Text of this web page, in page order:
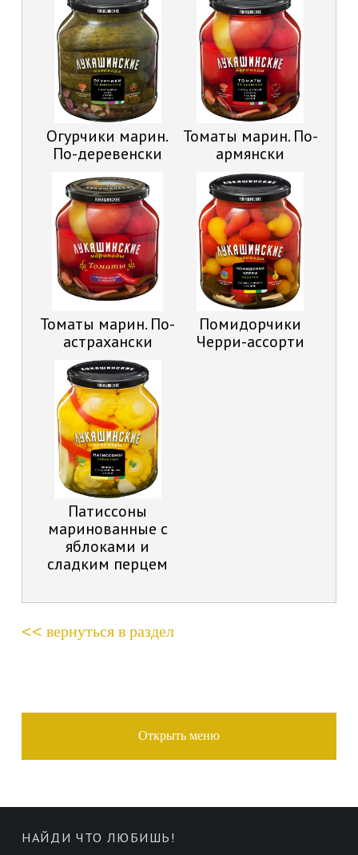
Огурчики марин.
По-деревенски
Томаты марин. По-
армянски
Томаты марин. По-
астрахански
Помидорчики
Черри-ассорти
Патиссоны
маринованные с
яблоками и
сладким перцем
<< вернуться в раздел
SIDEBAR
Открыть меню
ЛУКАШИНСКИЕ
НАЙДИ ЧТО ЛЮБИШЬ!